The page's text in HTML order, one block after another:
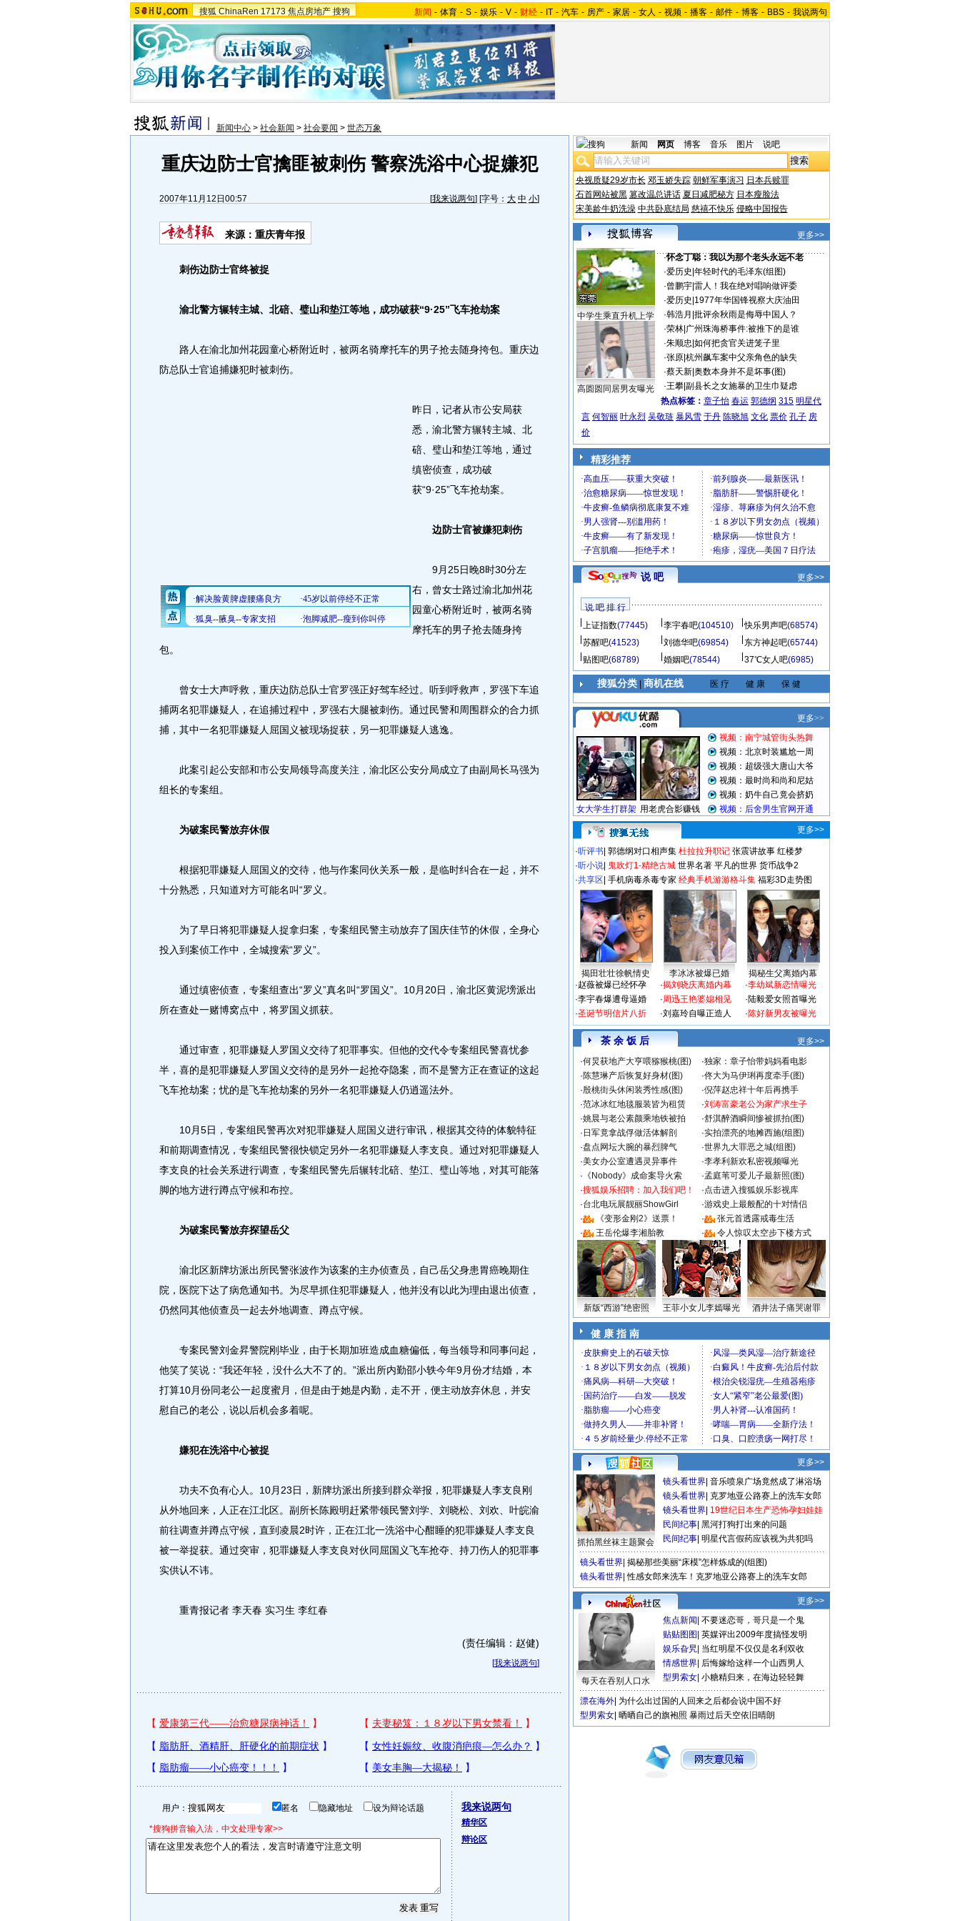
搜狐 ChinaRen 17173 焦点房地产 搜狗 新闻 - 体育 - S - 娱乐 - V - 财经 - IT - 汽车 - 房产 - 家居 - 女人 - 视频 - 播客 - 邮件 - 博客 - BBS - 我说两句
新闻中心 > 社会新闻 > 社会要闻 > 世态万象
重庆边防士官擒匪被刺伤 警察洗浴中心捉嫌犯
2007年11月12日00:57 [我来说两句] [字号： 大 中 小]
来源：重庆青年报
刺伤边防士官终被捉
渝北警方辗转主城、北碚、璧山和垫江等地，成功破获“9·25”飞车抢劫案
路人在渝北加州花园童心桥附近时，被两名骑摩托车的男子抢去随身挎包。重庆边
防总队士官追捕嫌犯时被刺伤。
昨日，记者从市公安局获
悉，渝北警方辗转主城、北
碚、璧山和垫江等地，通过
缜密侦查，成功破
获“9·25”飞车抢劫案。
边防士官被嫌犯刺伤
9月25日晚8时30分左
右，曾女士路过渝北加州花
园童心桥附近时，被两名骑
摩托车的男子抢去随身挎
包。
曾女士大声呼救，重庆边防总队士官罗强正好驾车经过。听到呼救声，罗强下车追
捕两名犯罪嫌疑人，在追捕过程中，罗强右大腿被刺伤。通过民警和周围群众的合力抓
捕，其中一名犯罪嫌疑人屈国义被现场捉获，另一犯罪嫌疑人逃逸。
此案引起公安部和市公安局领导高度关注，渝北区公安分局成立了由副局长马强为
组长的专案组。
为破案民警放弃休假
根据犯罪嫌疑人屈国义的交待，他与作案同伙关系一般，是临时纠合在一起，并不
十分熟悉，只知道对方可能名叫“罗义。
为了早日将犯罪嫌疑人捉拿归案，专案组民警主动放弃了国庆佳节的休假，全身心
投入到案侦工作中，全城搜索“罗义”。
通过缜密侦查，专案组查出“罗义”真名叫“罗国义”。10月20日，渝北区黄泥塝派出
所在查处一赌博窝点中，将罗国义抓获。
通过审查，犯罪嫌疑人罗国义交待了犯罪事实。但他的交代令专案组民警喜忧参
半，喜的是犯罪嫌疑人罗国义交待的是另外一起抢夺隐案，而不是警方正在查证的这起
飞车抢劫案；忧的是飞车抢劫案的另外一名犯罪嫌疑人仍逍遥法外。
10月5日，专案组民警再次对犯罪嫌疑人屈国义进行审讯，根据其交待的体貌特征
和前期调查情况，专案组民警很快锁定另外一名犯罪嫌疑人李支良。通过对犯罪嫌疑人
李支良的社会关系进行调查，专案组民警先后辗转北碚、垫江、璧山等地，对其可能落
脚的地方进行蹲点守候和布控。
为破案民警放弃探望岳父
渝北区新牌坊派出所民警张波作为该案的主办侦查员，自己岳父身患胃癌晚期住
院，医院下达了病危通知书。为尽早抓住犯罪嫌疑人，他并没有以此为理由退出侦查，
仍然同其他侦查员一起去外地调查、蹲点守候。
专案民警刘金昇警院刚毕业，由于长期加班造成血糖偏低，每当领导和同事问起，
他笑了笑说：“我还年轻，没什么大不了的。”派出所内勤邵小轶今年9月份才结婚，本
打算10月份同老公一起度蜜月，但是由于她是内勤，走不开，便主动放弃休息，并安
慰自己的老公，说以后机会多着呢。
嫌犯在洗浴中心被捉
功夫不负有心人。10月23日，新牌坊派出所接到群众举报，犯罪嫌疑人李支良刚
从外地回来，人正在江北区。副所长陈殿明赶紧带领民警刘学、刘晓松、刘欢、叶皖渝
前往调查并蹲点守候，直到凌晨2时许，正在江北一洗浴中心酣睡的犯罪嫌疑人李支良
被一举捉获。通过突审，犯罪嫌疑人李支良对伙同屈国义飞车抢夺、持刀伤人的犯罪事
实供认不讳。
重青报记者 李天春 实习生 李红春
(责任编辑：赵健)
[我来说两句]
用户： 匿名 隐藏地址 设为辩论话题
*搜狗拼音输入法，中文处理专家>>
我来说两句
精华区
辩论区
新闻 网页 博客 音乐 图片 说吧
央视质疑29岁市长 邓玉娇失踪 朝鲜军事演习 日本兵赎罪
石首网站被黑 篡改温总讲话 夏日减肥秘方 日本瘦脸法
宋美龄牛奶洗澡 中共卧底结局 慈禧不快乐 侵略中国报告
更多>>
中学生乘直升机上学
高圆圆同居男友曝光
·怀念丁聪：我以为那个老头永远不老
·爱历史 年轻时代的毛泽东(组图)
·曾鹏宇| 雷人！我在绝对唱响做评委
·爱历史 1977年华国锋视察大庆油田
·韩浩月 批评余秋雨是侮辱中国人？
·荣林| 广州珠海桥事件:被推下的是谁
·朱顺忠 如何把贪官关进笼子里
·张原| 杭州飙车案中父亲角色的缺失
·蔡天新| 奥数本身并不是坏事(图)
·王攀| 副县长之女施暴的卫生巾疑虑
热点标签： 章子怡 春运 郭德纲 315 明星代
言 何智丽 叶永烈 吴敬琏 暴风雪 于丹 陈晓旭 文化 票价 孔子 房
价
精彩推荐
说 吧 更多>>
说 吧 排 行
上证指数(77445) 李宇春吧(104510) 快乐男声吧(68574)
苏醒吧(41523) 刘德华吧(69854) 东方神起吧(65744)
贴图吧(68789) 婚姻吧(78544) 37℃女人吧(6985)
搜狐分类| 商机在线 医 疗 健 康 保 健
更多>>
·听评书 郭德纲对口相声集 杜拉拉升职记 张震讲故事 红楼梦
·听小说 鬼吹灯1-精绝古城 世界名著 平凡的世界 货币战争2
·共享区 手机病毒杀毒专家 经典手机游游格斗集 福彩3D走势图
揭田壮壮徐帆情史 李冰冰被爆已婚
揭秘生父离婚内幕
·赵薇被爆已经怀孕
·李宇春爆遭母逼婚
·圣诞节明信片八折
·揭刘晓庆离婚内幕
·周迅王艳婆媳相见
·刘嘉玲自曝正造人
·李幼斌新恋情曝光
·陆毅爱女照首曝光
·陈好新男友被曝光
茶 余 饭 后
更多>>
·何炅获地产大亨喂猕猴桃(图) ·独家：章子怡带妈妈看电影
·陈慧琳产后恢复好身材(图) ·佟大为马伊琍再度牵手(图)
·殷桃街头休闲装秀性感(图) ·倪萍赵忠祥十年后再携手
·范冰冰红地毯服装皆为租赁 ·刘涛富豪老公为家产求生子
·姚晨与老公素颜乘地铁被拍 ·舒淇醉酒瞬间惨被抓拍(图)
· 日军竟拿战俘做活体解剖 ·实拍漂亮的地摊西施(组图)
·盘点网坛大腕的暴烈脾气 ·世界九大罪恶之城(组图)
·美女办公室遭遇灵异事件 ·李孝利新欢私密视频曝光
· 《Nobody》成命案导火索 ·孟庭苇可爱儿子最新照(图)
·搜狐娱乐招聘：加入我们吧！ ·点击进入搜狐娱乐影视库
·台北电玩展靓丽ShowGirl ·游戏史上最般配的十对情侣
·
《变形金刚2》送票！ ·
张元首透露戒毒生活
·
王岳伦爆李湘胎教 · 令人惊叹太空步下楼方式
新版“西游”绝密照 王菲小女儿李嫣曝光 酒井法子痛哭谢罪
健 康 指 南
更多>>
抓拍黑丝袜主题聚会
镜头看世界 音乐喷泉广场竟然成了淋浴场
镜头看世界 克罗地亚公路赛上的洗车女郎
镜头看世界 19世纪日本生产恐怖孕妇娃娃
民间纪事 黑河打狗打出来的问题
民间纪事 明星代言假药应该视为共犯吗
镜头看世界 揭秘那些美丽“床模”怎样炼成的(组图)
镜头看世界 性感女郎来洗车！克罗地亚公路赛上的洗车女郎
更多>>
每天在吞别人口水
焦点新闻 不要迷恋哥，哥只是一个鬼
贴贴图图 英媒评出2009年度搞怪发明
娱乐旮旯 当红明星不仅仅是名利双收
情感世界 后悔嫁给这样一个山西男人
型男索女 小糖精归来，在海边轻轻舞
漂在海外 为什么出过国的人回来之后都会说中国不好
型男索女 晒晒自己的旗袍照 暴雨过后天空依旧晴朗